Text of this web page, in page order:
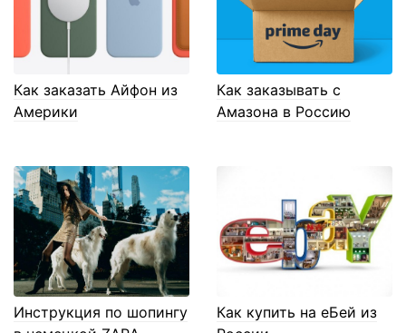
Как заказать Айфон из
Америки
Как заказывать с
Амазона в Россию
Инструкция по шопингу
Как купить на еБей из